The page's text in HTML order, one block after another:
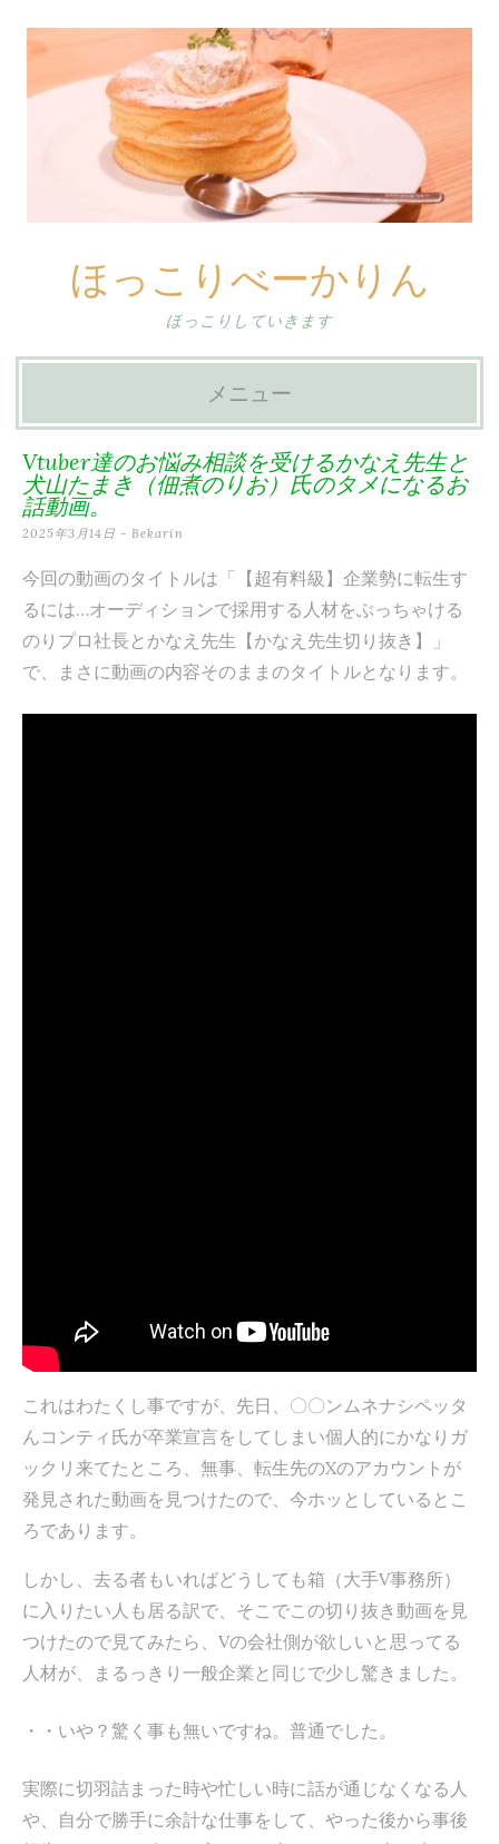
ほっこりべーかりん
ほっこりしていきます
メニュー
ン
テ
ツ
へ
ス
キ
Vtuber達のお悩み相談を受けるかなえ先生と
犬山たまき（佃煮のりお）氏のタメになるお
話動画。
2025年3月14日 - Bekarin
今回の動画のタイトルは「【超有料級】企業勢に転生す
るには…オーディションで採用する人材をぶっちゃける
のりプロ社長とかなえ先生【かなえ先生切り抜き】」
で、まさに動画の内容そのままのタイトルとなります。
これはわたくし事ですが、先日、〇〇ンムネナシペッタ
んコンティ氏が卒業宣言をしてしまい個人的にかなりガ
ックリ来てたところ、無事、転生先のXのアカウントが
発見された動画を見つけたので、今ホッとしているとこ
ろであります。
しかし、去る者もいればどうしても箱（大手V事務所）
に入りたい人も居る訳で、そこでこの切り抜き動画を見
つけたので見てみたら、Vの会社側が欲しいと思ってる
人材が、まるっきり一般企業と同じで少し驚きました。
・・いや？驚く事も無いですね。普通でした。
実際に切羽詰まった時や忙しい時に話が通じなくなる人
や、自分で勝手に余計な仕事をして、やった後から事後